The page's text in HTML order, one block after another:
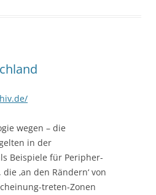
wegen – die
in der
Beispiele für Peripher-
‚an den Rändern‘ von
treten-Zonen